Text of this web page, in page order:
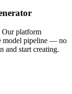
Our platform
model pipeline — no
and start creating.